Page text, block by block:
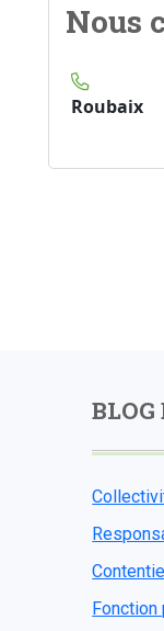
Nous
Roubaix
Fonction